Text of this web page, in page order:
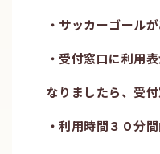
・サッカーゴール
・受付窓口に利用
なりましたら、受
・利用時間３０分